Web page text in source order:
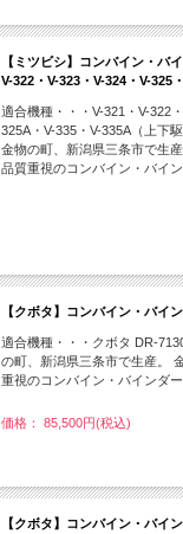
【ミツビシ】コンバイン・バ
V-322・V-323・V-324・V-325
適合機種・・・V-321・V-322
325A・V-335・V-335A（上下
金物の町、新潟県三条市で生
品質重視のコンバイン・バイン
【クボタ】コンバイン・バイ
適合機種・・・クボタ DR-
の町、新潟県三条市で生産。
重視のコンバイン・バインダー
価格： 85,500円(税込)
【クボタ】コンバイン・バイ